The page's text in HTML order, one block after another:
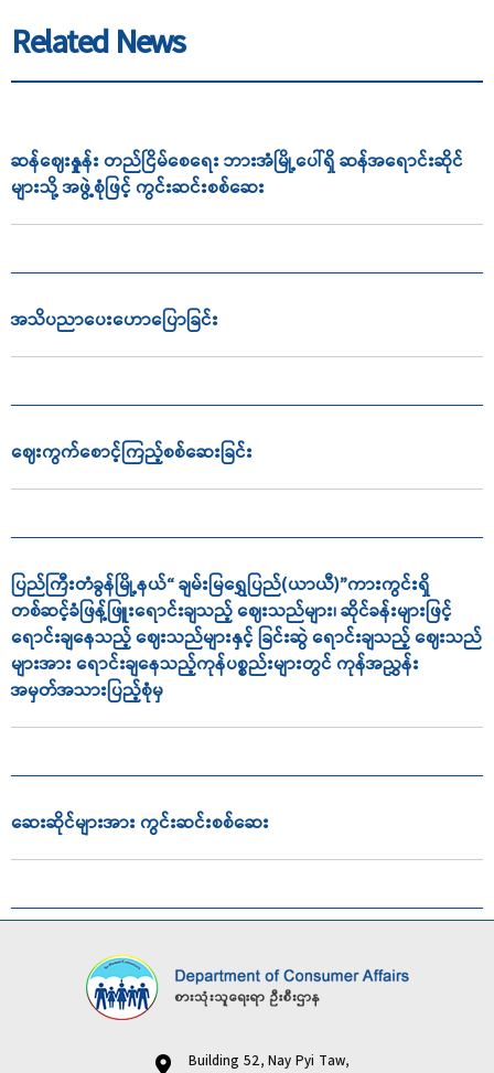
Related News
ဆန်ဈေးနှုူန်း တည်ငြိမ်စေရေး ဘားအံမြို့ပေါ်ရှိ ဆန်အရောင်းဆိုင်
များသို့ အဖွဲ့စုံဖြင့် ကွင်းဆင်းစစ်ဆေး
အသိပညာ‌ပေး‌ဟောပြောခြင်း
ဈေးကွက်စောင့်ကြည့်စစ်ဆေးခြင်း
ပြည်ကြီးတံခွန်မြို့နယ်“ ချမ်းမြရွှေပြည်(ယာယီ)”ကားကွင်းရှိ
တစ်ဆင့်ခံဖြန့်ဖြူးရောင်းချသည့် ဈေးသည်များ၊ ဆိုင်ခန်းများဖြင့်
ရောင်းချနေသည့် ဈေးသည်များနှင့် ခြင်းဆွဲ ရောင်းချသည့် ဈေးသည်
များအား ရောင်းချနေသည့်ကုန်ပစ္စည်းများတွင် ကုန်အညွှန်း
အမှတ်အသားပြည့်စုံမှ
ဆေးဆိုင်များအား ကွင်းဆင်းစစ်ဆေး
Building 52, Nay Pyi Taw,